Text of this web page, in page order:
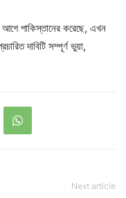
আগে পাকিস্তানের করেছে, এখন
দাবিটি সম্পূর্ণ ভুয়া,
Next article